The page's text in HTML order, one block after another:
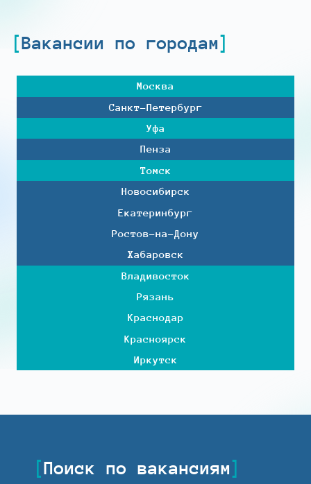
Вакансии по городам
Москва
Санкт-Петербург
Уфа
Пенза
Томск
Новосибирск
Екатеринбург
Ростов-на-Дону
Хабаровск
Владивосток
Рязань
Краснодар
Красноярск
Иркутск
Поиск по вакансиям